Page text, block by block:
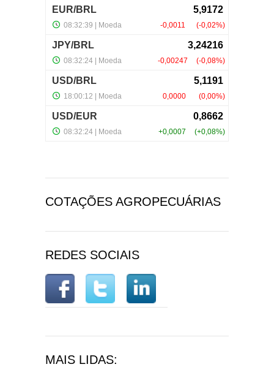
COTAÇÕES AGROPECUÁRIAS
REDES SOCIAIS
MAIS LIDAS: